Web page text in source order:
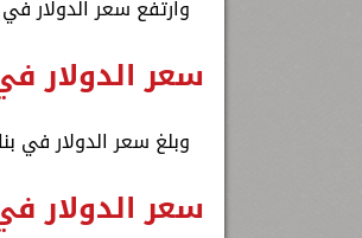
وارتفع سعر الدولار في البنك
سعر الدولار
وبلغ سعر الدولار في بنك مصر نحو 52.05 جنيه
سعر الدولار